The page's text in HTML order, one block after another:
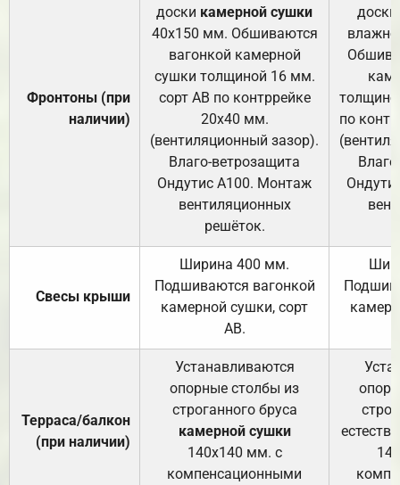
Фронтоны (при
наличии)
доски камерной сушки
40х150 мм. Обшиваются
вагонкой камерной
сушки толщиной 16 мм.
сорт АВ по контррейке
20х40 мм.
(вентиляционный зазор).
Влаго-ветрозащита
Ондутис А100. Монтаж
вентиляционных
решёток.
доски
по
Свесы крыши
Ширина 400 мм.
Подшиваются вагонкой
камерной сушки, сорт
АВ.
Терраса/балкон
(при наличии)
Устанавливаются
опорные столбы из
строганного бруса
камерной сушки
140х140 мм. с
компенсационными